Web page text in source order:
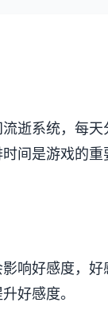
逝系统，每
间是游戏的重
响好感度，
好感度。